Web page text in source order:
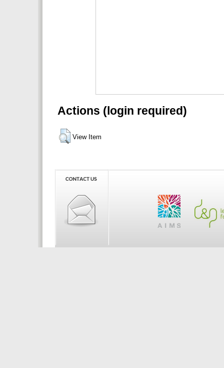
Actions (login required)
View Item